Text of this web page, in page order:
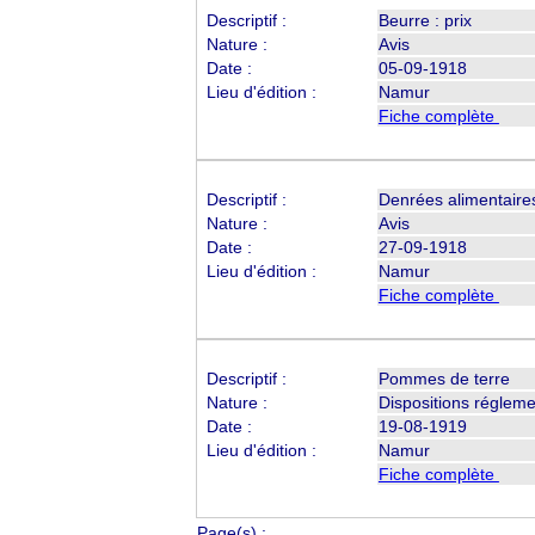
Descriptif :
Beurre : prix
Nature :
Avis
Date :
05-09-1918
Lieu d'édition :
Namur
Fiche complète
Descriptif :
Denrées
Nature :
Avis
Date :
27-09-1918
Lieu d'édition :
Namur
Fiche complète
Descriptif :
Pommes de terre
Nature :
Dispositions
Date :
19-08-1919
Lieu d'édition :
Namur
Fiche complète